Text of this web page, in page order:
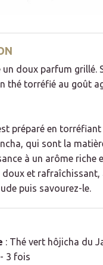
doux parfum grillé.
thé torréfié au goût
préparé en
qui sont la
à un arôme riche
doux et
puis savourez-le.
: Thé vert hôjicha du
3 fois